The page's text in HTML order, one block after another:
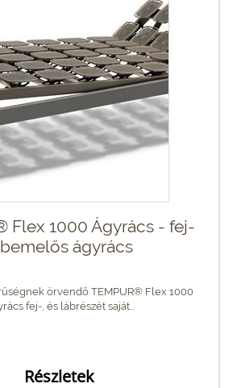
Flex 1000 Ágyrács - fej-
ágyrács
örvendő TEMPUR® Flex 1000
fej-, és lábrészét saját...
Részletek